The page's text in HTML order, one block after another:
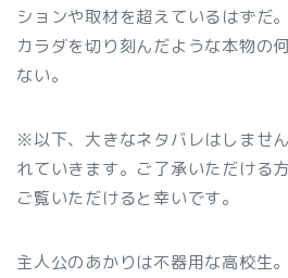
ションや取材を超えているはずだ
カラダを切り刻んだような本物の
ない。
※以下、大きなネタバレはしませ
れていきます。ご了承いただける
ご覧いただけると幸いです。
主人公のあかりは不器用な高校生